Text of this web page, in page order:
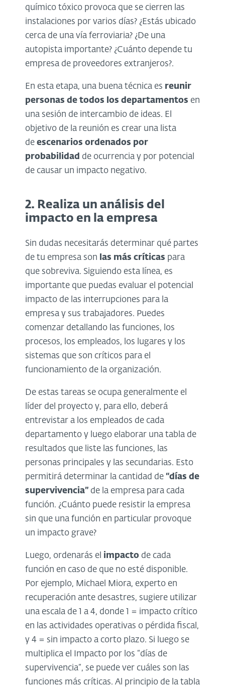
químico tóxico provoca que se cierren las
instalaciones por varios días? ¿Estás ubicado
cerca de una vía ferroviaria? ¿De una
autopista importante? ¿Cuánto depende tu
empresa de proveedores extranjeros?.
En esta etapa, una buena técnica es reunir
personas de todos los departamentos en
una sesión de intercambio de ideas. El
objetivo de la reunión es crear una lista
de escenarios ordenados por
probabilidad de ocurrencia y por potencial
de causar un impacto negativo.
2. Realiza un análisis del
impacto en la empresa
Sin dudas necesitarás determinar qué partes
de tu empresa son las más críticas para
que sobreviva. Siguiendo esta línea, es
importante que puedas evaluar el potencial
impacto de las interrupciones para la
empresa y sus trabajadores. Puedes
comenzar detallando las funciones, los
procesos, los empleados, los lugares y los
sistemas que son críticos para el
funcionamiento de la organización.
De estas tareas se ocupa generalmente el
líder del proyecto y, para ello, deberá
entrevistar a los empleados de cada
departamento y luego elaborar una tabla de
resultados que liste las funciones, las
personas principales y las secundarias. Esto
permitirá determinar la cantidad de “días de
supervivencia” de la empresa para cada
función. ¿Cuánto puede resistir la empresa
sin que una función en particular provoque
un impacto grave?
Luego, ordenarás el impacto de cada
función en caso de que no esté disponible.
Por ejemplo, Michael Miora, experto en
recuperación ante desastres, sugiere utilizar
una escala de 1 a 4, donde 1 = impacto crítico
en las actividades operativas o pérdida fiscal,
y 4 = sin impacto a corto plazo. Si luego se
multiplica el Impacto por los “días de
supervivencia”, se puede ver cuáles son las
funciones más críticas. Al principio de la tabla